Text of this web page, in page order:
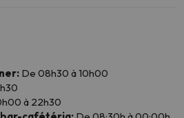
De 08h30 à 10h00
à 22h30